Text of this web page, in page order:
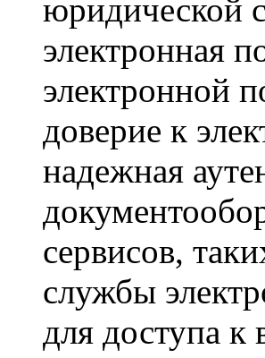
юридической
электронная
электронной
доверие к
надежная
сервисов,
службы
для доступа к